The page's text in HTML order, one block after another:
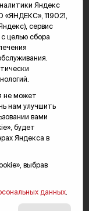
28А
16+
Яндекс
119021,
сервис
целью сбора
не может
нам улучшить
вами
будет
Яндекса в
выбрав
данных